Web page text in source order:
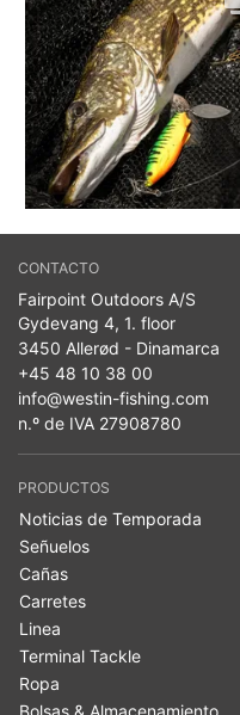
CONTACTO
Fairpoint Outdoors A/S
Gydevang 4, 1. floor
3450 Allerød - Dinamarca
+45 48 10 38 00
info@westin-fishing.com
n.º de IVA 27908780
PRODUCTOS
Noticias de Temporada
Señuelos
Cañas
Carretes
Linea
Terminal Tackle
Ropa